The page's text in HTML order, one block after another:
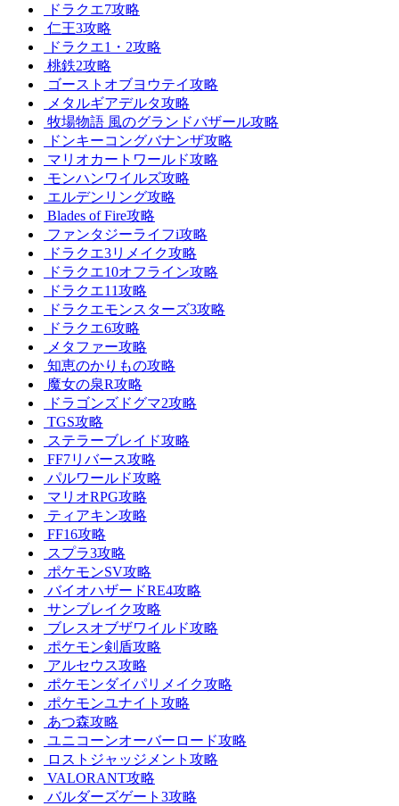
ドラクエ7攻略
仁王3攻略
ドラクエ1・2攻略
桃鉄2攻略
ゴーストオブヨウテイ攻略
メタルギアデルタ攻略
牧場物語 風のグランドバザール攻略
ドンキーコングバナンザ攻略
マリオカートワールド攻略
モンハンワイルズ攻略
エルデンリング攻略
Blades of Fire攻略
ファンタジーライフi攻略
ドラクエ3リメイク攻略
ドラクエ10オフライン攻略
ドラクエ11攻略
ドラクエモンスターズ3攻略
ドラクエ6攻略
メタファー攻略
知恵のかりもの攻略
魔女の泉R攻略
ドラゴンズドグマ2攻略
TGS攻略
ステラーブレイド攻略
FF7リバース攻略
パルワールド攻略
マリオRPG攻略
ティアキン攻略
FF16攻略
スプラ3攻略
ポケモンSV攻略
バイオハザードRE4攻略
サンブレイク攻略
ブレスオブザワイルド攻略
ポケモン剣盾攻略
アルセウス攻略
ポケモンダイパリメイク攻略
ポケモンユナイト攻略
あつ森攻略
ユニコーンオーバーロード攻略
ロストジャッジメント攻略
VALORANT攻略
バルダーズゲート3攻略